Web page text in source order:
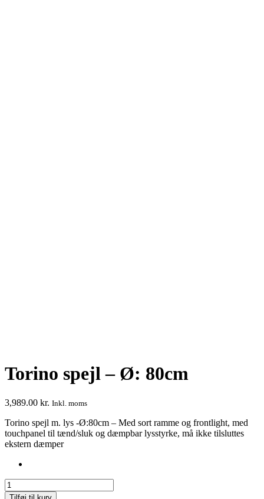
Torino spejl – Ø: 80cm
3,989.00 kr. Inkl. moms
Torino spejl m. lys -Ø:80cm – Med sort ramme og frontlight, med
touchpanel til tænd/sluk og dæmpbar lysstyrke, må ikke tilsluttes
ekstern dæmper
Torino
spejl